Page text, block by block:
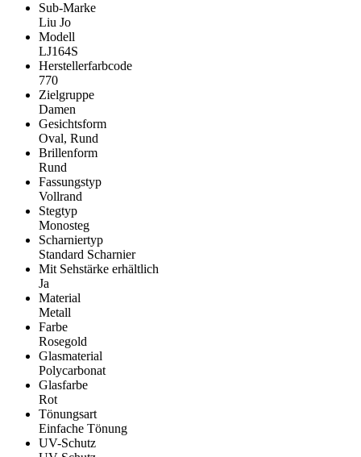
Sub-Marke
Liu Jo
Modell
LJ164S
Herstellerfarbcode
770
Zielgruppe
Damen
Gesichtsform
Oval, Rund
Brillenform
Rund
Fassungstyp
Vollrand
Stegtyp
Monosteg
Scharniertyp
Standard Scharnier
Mit Sehstärke erhältlich
Ja
Material
Metall
Farbe
Rosegold
Glasmaterial
Polycarbonat
Glasfarbe
Rot
Tönungsart
Einfache Tönung
UV-Schutz